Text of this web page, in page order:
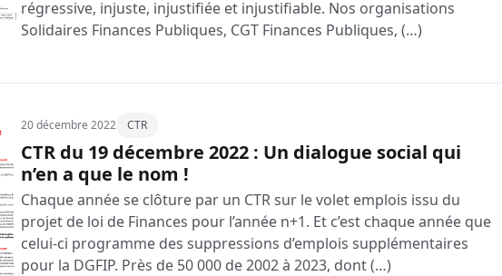
régressive, injuste, injustifiée et injustifiable. Nos organisations
Solidaires Finances Publiques, CGT Finances Publiques, (…)
20 décembre 2022 CTR
CTR du 19 décembre 2022 : Un dialogue social qui
n’en a que le nom !
Chaque année se clôture par un CTR sur le volet emplois issu du
projet de loi de Finances pour l’année n+1. Et c’est chaque année que
celui-ci programme des suppressions d’emplois supplémentaires
pour la DGFIP. Près de 50 000 de 2002 à 2023, dont (…)